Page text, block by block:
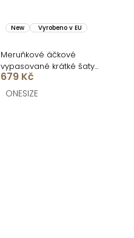
New Vyrobeno v EU
Meruňkové áčkové
vypasované krátké šaty
ULJANA s kytkami
679 Kč
ONESIZE